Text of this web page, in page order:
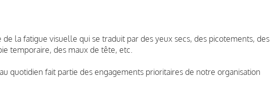
la fatigue visuelle qui se traduit par des yeux secs, des picotements, des
temporaire, des maux de tête, etc.
quotidien fait partie des engagements prioritaires de notre organisation